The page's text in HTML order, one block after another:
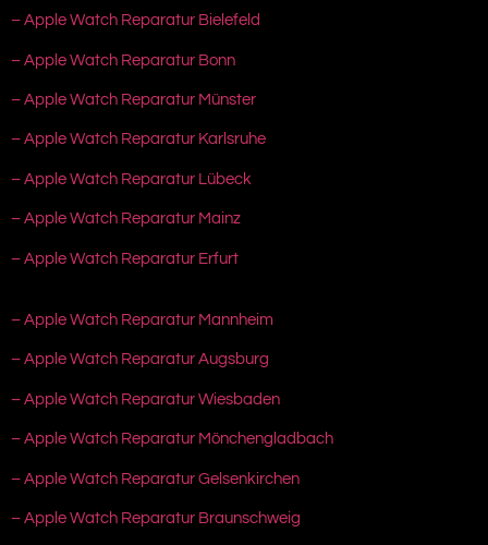
– Apple Watch Reparatur Bielefeld
– Apple Watch Reparatur Bonn
– Apple Watch Reparatur Münster
– Apple Watch Reparatur Karlsruhe
– Apple Watch Reparatur Lübeck
– Apple Watch Reparatur Mainz
– Apple Watch Reparatur Erfurt
– Apple Watch Reparatur Mannheim
– Apple Watch Reparatur Augsburg
– Apple Watch Reparatur Wiesbaden
– Apple Watch Reparatur Mönchengladbach
– Apple Watch Reparatur Gelsenkirchen
– Apple Watch Reparatur Braunschweig